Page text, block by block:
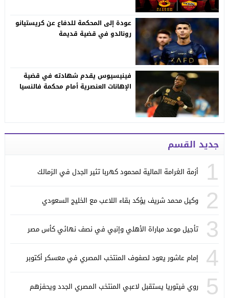
عودة إلى المحكمة للدفاع عن كريستيانو
رونالدو في قضية قديمة
فينيسيوس يقدم شهادته في قضية
الإهانات العنصرية أمام محكمة فالنسيا
جديد القسم
1 أزمة الغرامة المالية لمحمود كهربا تثير الجدل في الزمالك
2 وكيل محمد شريف يؤكد بقاء اللاعب مع الخليج السعودي
3 تأجيل موعد مباراة الأهلي وإنبي في نصف نهائي كأس مصر
4 إمام عاشور يعود لصفوف المنتخب المصري في معسكر أكتوبر
5 روي فيتوريا يستقبل لاعبي المنتخب المصري الجدد ويحفزهم